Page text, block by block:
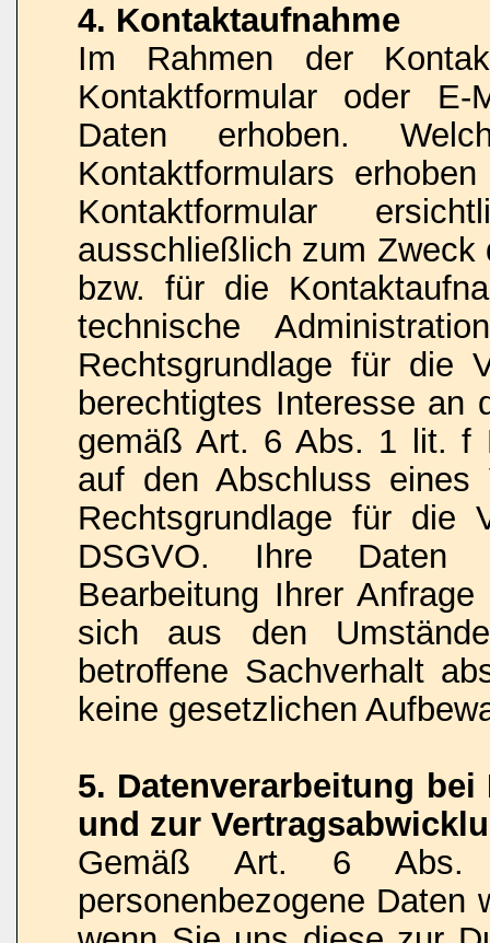
4. Kontaktaufnahme
Im Rahmen der
Kontaktformular oder E-
Daten erhoben.
Kontaktformulars
Kontaktformular
ausschließlich zum Zweck
bzw. für die
technische
Rechtsgrundlage für die
berechtigtes Interesse an
gemäß Art. 6 Abs. 1 lit. f
auf den Abschluss
Rechtsgrundlage für
DSGVO. Ihre Daten
Bearbeitung Ihrer
sich aus den
betroffene Sachverhalt
keine gesetzlichen
5. Datenverarbeitung
und zur
Gemäß Art. 6
personenbezogene Daten